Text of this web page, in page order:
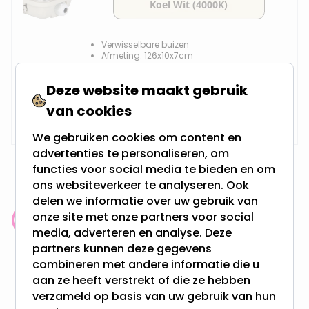
Verwisselbare buizen
Afmeting: 126x10x7cm
Spatwaterdicht
Op voorraad,
Vandaag verzonden
Klantenbeoordeling: 9.4/10
meer dan 100.000 klanten gingen u voor
Gratis verzending + snel geleverd
Vanaf EUR100,- naar NL & BE
Deze website maakt gebruik
van cookies
We gebruiken cookies om content en
advertenties te personaliseren, om
functies voor social media te bieden en om
ons websiteverkeer te analyseren. Ook
delen we informatie over uw gebruik van
onze site met onze partners voor social
media, adverteren en analyse. Deze
partners kunnen deze gegevens
combineren met andere informatie die u
aan ze heeft verstrekt of die ze hebben
verzameld op basis van uw gebruik van hun